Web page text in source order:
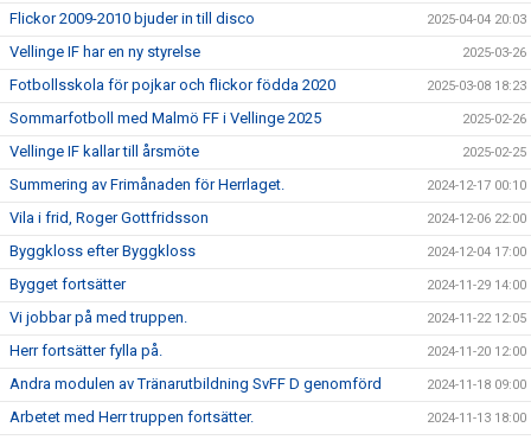
Flickor 2009-2010 bjuder in till disco 2025-04-04 20:03
Vellinge IF har en ny styrelse 2025-03-26
Fotbollsskola för pojkar och flickor födda 2020 2025-03-08 18:23
Sommarfotboll med Malmö FF i Vellinge 2025 2025-02-26
Vellinge IF kallar till årsmöte 2025-02-25
Summering av Frimånaden för Herrlaget. 2024-12-17 00:10
Vila i frid, Roger Gottfridsson 2024-12-06 22:00
Byggkloss efter Byggkloss 2024-12-04 17:00
Bygget fortsätter 2024-11-29 14:00
Vi jobbar på med truppen. 2024-11-22 12:05
Herr fortsätter fylla på. 2024-11-20 12:00
Andra modulen av Tränarutbildning SvFF D genomförd 2024-11-18 09:00
Arbetet med Herr truppen fortsätter. 2024-11-13 18:00